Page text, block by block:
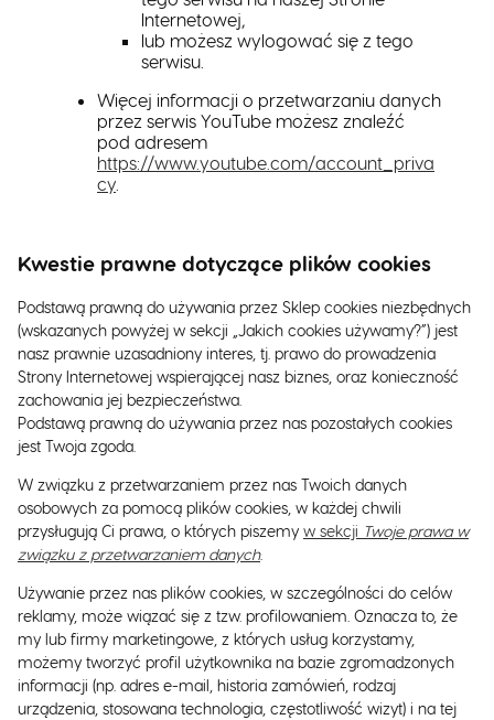
Internetowej,
lub możesz wylogować się z tego
serwisu.
Więcej informacji o przetwarzaniu danych
przez serwis YouTube możesz znaleźć
pod adresem
https://www.youtube.com/account_priva
cy
Kwestie prawne dotyczące plików cookies
Podstawą prawną do używania przez Sklep cookies niezbędnych
(wskazanych powyżej w sekcji „Jakich cookies używamy?”) jest
nasz prawnie uzasadniony interes, tj. prawo do prowadzenia
Strony Internetowej wspierającej nasz biznes, oraz konieczność
zachowania jej bezpieczeństwa.
Podstawą prawną do używania przez nas pozostałych cookies
jest Twoja zgoda.
W związku z przetwarzaniem przez nas Twoich danych
osobowych za pomocą plików cookies, w każdej chwili
przysługują Ci prawa, o których piszemy w sekcji Twoje prawa w
związku z przetwarzaniem danych.
Używanie przez nas plików cookies, w szczególności do celów
reklamy, może wiązać się z tzw. profilowaniem. Oznacza to, że
my lub firmy marketingowe, z których usług korzystamy,
możemy tworzyć profil użytkownika na bazie zgromadzonych
informacji (np. adres e-mail, historia zamówień, rodzaj
urządzenia, stosowana technologia, częstotliwość wizyt) i na tej